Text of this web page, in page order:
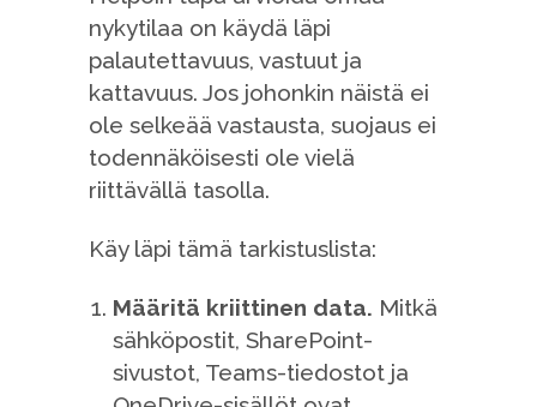
nykytilaa on käydä läpi
palautettavuus, vastuut ja
kattavuus. Jos johonkin näistä ei
ole selkeää vastausta, suojaus ei
todennäköisesti ole vielä
riittävällä tasolla.
Käy läpi tämä tarkistuslista:
Määritä kriittinen data. Mitkä
sähköpostit, SharePoint-
sivustot, Teams-tiedostot ja